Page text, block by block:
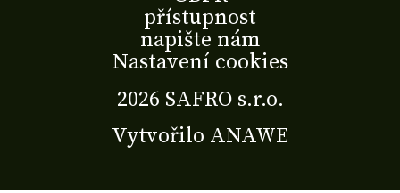
2026 SAFRO s.r.o.
Vytvořilo ANAWE
přístupnost
napište nám
Nastavení cookies